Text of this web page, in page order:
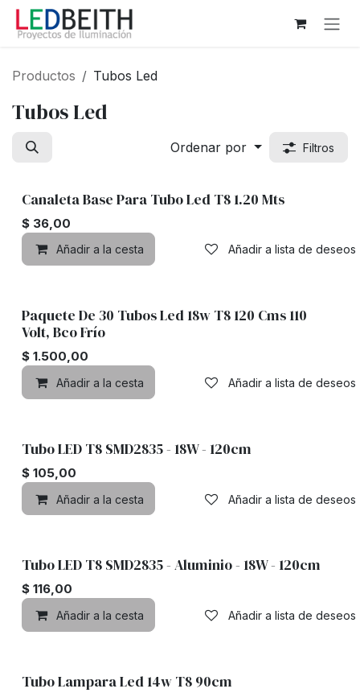
Ir al contenido
Productos Tubos Led
Tubos Led
Ordenar por Filtros
Canaleta Base Para Tubo Led T8 1.20 Mts
$ 36,00
Añadir a la cesta Añadir a lista de deseos
Paquete De 30 Tubos Led 18w T8 120 Cms 110
Volt, Bco Frío
$ 1.500,00
Añadir a la cesta Añadir a lista de deseos
Tubo LED T8 SMD2835 - 18W - 120cm
$ 105,00
Añadir a la cesta Añadir a lista de deseos
Tubo LED T8 SMD2835 - Aluminio - 18W - 120cm
$ 116,00
Añadir a la cesta Añadir a lista de deseos
Tubo Lampara Led 14w T8 90cm